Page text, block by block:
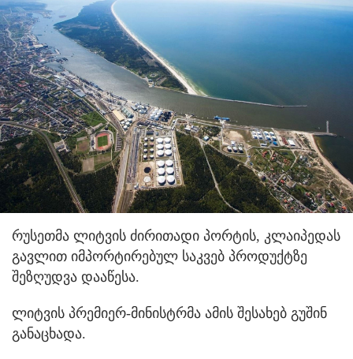
რუსეთმა ლიტვის ძირითადი პორტის, კლაიპედას
გავლით იმპორტირებულ საკვებ პროდუქტზე
შეზღუდვა დააწესა.
ლიტვის პრემიერ-მინისტრმა ამის შესახებ გუშინ
განაცხადა.